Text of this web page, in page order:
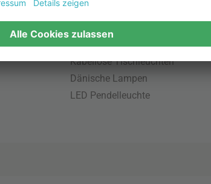
Pendellampe für Außen
Muuto Lampen
Kabellose Tischleuchten
Dänische Lampen
LED Pendelleuchte